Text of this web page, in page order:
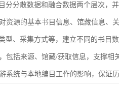
分分散数据和融合数据两个层次，并
资源的基本书目信息、馆藏信息、
型、采集方式等，建立不同的书目
包括来源、馆藏/获取信息，支撑相
系统与本地编目工作的影响，保证